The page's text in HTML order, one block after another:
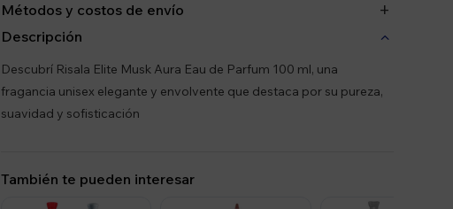
Métodos y costos de envío
Descripción
Descubrí Risala Elite Musk Aura Eau de Parfum 100 ml, una
fragancia unisex elegante y envolvente que destaca por su pureza,
suavidad y sofisticación
También te pueden interesar